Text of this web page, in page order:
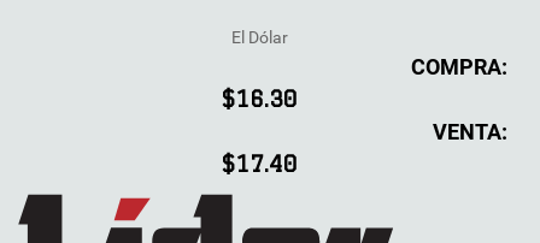
El Dólar
COMPRA:
$16.30
VENTA:
$17.40